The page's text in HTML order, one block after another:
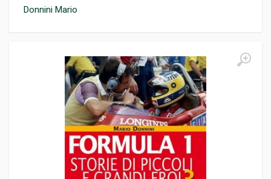
Donnini Mario